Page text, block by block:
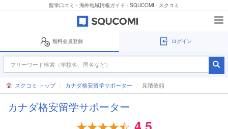
留学口コミ・海外地域情報ガイド - SQUCOMI - スクコミ
無料会員登録 ログイン
スクコミ トップ カナダ格安留学サポーター 見積依頼
カナダ格安留学サポーター